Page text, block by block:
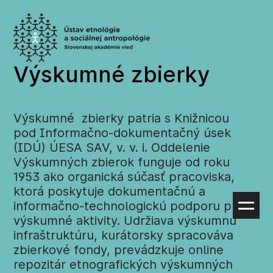
obsah
Výskumné zbierky
Výskumné zbierky patria s Knižnicou
pod Informačno-dokumentačný úsek
(IDÚ) ÚESA SAV, v. v. i. Oddelenie
Výskumných zbierok funguje od roku
1953 ako organická súčasť pracoviska,
ktorá poskytuje dokumentačnú a
informačno-technologickú podporu pre
výskumné aktivity. Udržiava výskumnú
infraštruktúru, kurátorsky spracováva
zbierkové fondy, prevádzkuje online
repozitár etnografických výskumných